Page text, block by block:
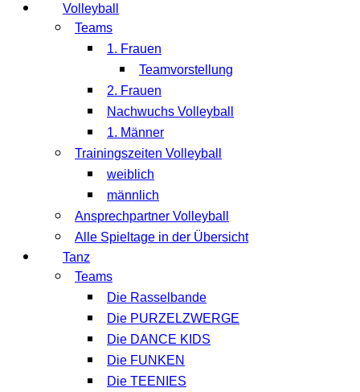
Volleyball
Teams
1. Frauen
Teamvorstellung
2. Frauen
Nachwuchs Volleyball
1. Männer
Trainingszeiten Volleyball
weiblich
männlich
Ansprechpartner Volleyball
Alle Spieltage in der Übersicht
Tanz
Teams
Die Rasselbande
Die PURZELZWERGE
Die DANCE KIDS
Die FUNKEN
Die TEENIES